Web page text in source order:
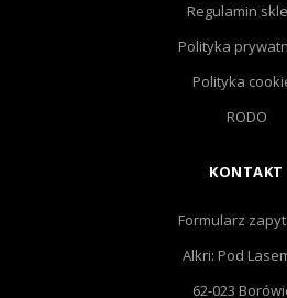
Regulamin
Polityka
Polityka
RODO
KONTAKT
Formularz
Alkri: Pod
62-023